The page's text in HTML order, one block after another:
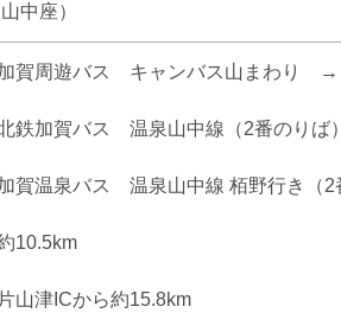
中座）
賀周遊バス キャンバス山まわり
鉄加賀バス 温泉山中線（2番のり
賀温泉バス 温泉山中線 栢野行き
10.5km
山津ICから約15.8km